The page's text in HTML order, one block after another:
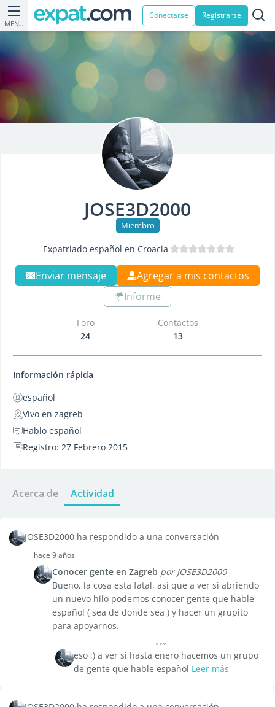
MENU
Conectarse Registrarse
JOSE3D2000
Miembro
Expatriado español en Croacia
Enviar mensaje
Agregar a mis contactos
Informe
Foro
24
Contactos
13
Información rápida
español
Vivo en zagreb
Hablo español
Registro: 27 Febrero 2015
Acerca de Actividad
JOSE3D2000 ha respondido a una conversación
hace 9 años
Conocer gente en Zagreb por JOSE3D2000
Bueno, la cosa esta fatal, así que a ver si abriendo
un nuevo hilo podemos conocer gente que hable
español ( sea de donde sea ) y hacer un grupito
para apoyarnos.
eso ;) a ver si hasta enero hacemos un grupo
de gente que hable español Leer más